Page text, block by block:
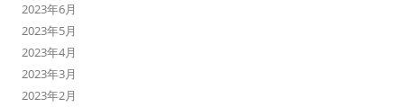
2023年6月
2023年5月
2023年4月
2023年3月
2023年2月